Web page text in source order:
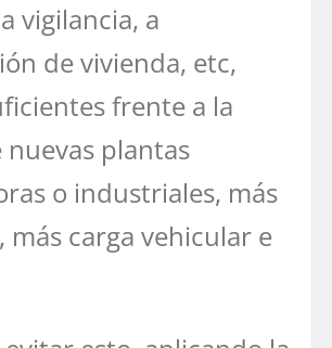
vigilancia, a
de vivienda, etc,
frente a la
nuevas plantas
o industriales, más
más carga vehicular e